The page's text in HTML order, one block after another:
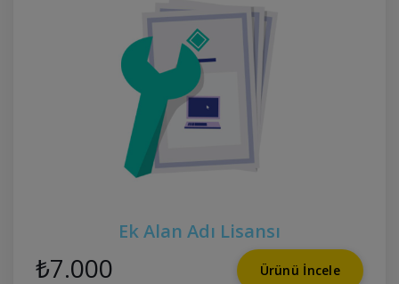
Ek Alan Adı Lisansı
₺7.000 Ürünü İncele